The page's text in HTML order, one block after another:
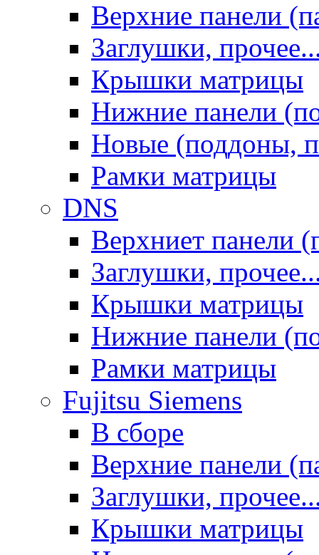
Верхние панели
Заглушки,
Крышки матрицы
Нижние панели
Новые (поддоны,
Рамки матрицы
DNS
Верхниет панели
Заглушки,
Крышки матрицы
Нижние панели
Рамки матрицы
Fujitsu Siemens
В сборе
Верхние панели
Заглушки,
Крышки матрицы